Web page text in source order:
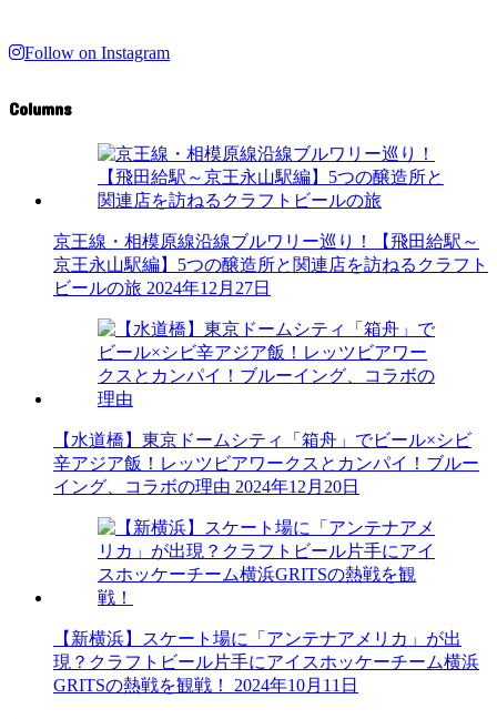
Follow on Instagram
Columns
京王線・相模原線沿線ブルワリー巡り！【飛田給駅～
京王永山駅編】5つの醸造所と関連店を訪ねるクラフト
ビールの旅 2024年12月27日
【水道橋】東京ドームシティ「箱舟」でビール×シビ
辛アジア飯！レッツビアワークスとカンパイ！ブルー
イング、コラボの理由 2024年12月20日
【新横浜】スケート場に「アンテナアメリカ」が出
現？クラフトビール片手にアイスホッケーチーム横浜
GRITSの熱戦を観戦！
2024年10月11日